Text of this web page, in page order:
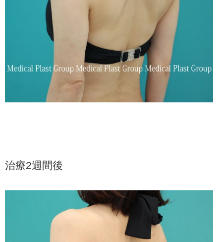
治療2週間後